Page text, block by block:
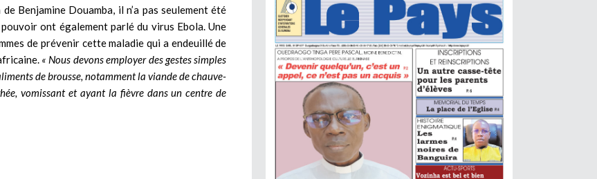
Benjamine Douamba, il n’a pas seulement été
ont également parlé du virus Ebola. Une
de prévenir cette maladie qui a endeuillé de
« Nous devons employer des gestes simples
de brousse, notamment la viande de chauve-
vomissant et ayant la fièvre dans un centre de